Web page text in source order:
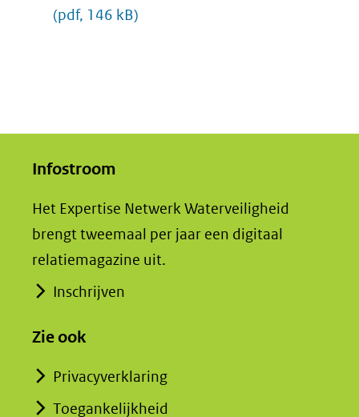
(pdf, 146 kB)
Infostroom
Het Expertise Netwerk Waterveiligheid
brengt tweemaal per jaar een digitaal
relatiemagazine uit.
Inschrijven
Zie ook
Privacyverklaring
Toegankelijkheid